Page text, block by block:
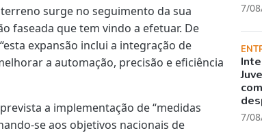
surge no seguimento da sua
faseada que tem vindo a efetuar. De
expansão inclui a integração de
a automação, precisão e eficiência
a implementação de “medidas
se aos objetivos nacionais de
7/
7/